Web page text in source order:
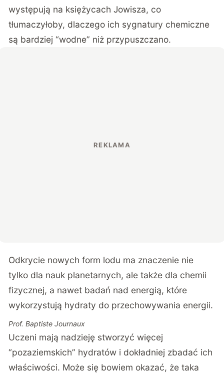
występują na księżycach Jowisza, co
tłumaczyłoby, dlaczego ich sygnatury chemiczne
są bardziej “wodne” niż przypuszczano.
Odkrycie nowych form lodu ma znaczenie nie
tylko dla nauk planetarnych, ale także dla chemii
fizycznej, a nawet badań nad energią, które
wykorzystują hydraty do przechowywania energii.
Prof. Baptiste Journaux
Uczeni mają nadzieję stworzyć więcej
“pozaziemskich” hydratów i dokładniej zbadać ich
właściwości. Może się bowiem okazać, że taka